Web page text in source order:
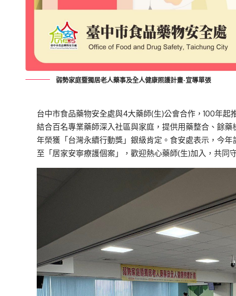
弱勢家庭暨獨居老人藥事及全人健康照護計畫-宣導單張
台中市食品藥物安全處與4大藥師(生)公會合作，100年起
結合百名專業藥師深入社區與家庭，提供用藥整合、餘
年榮獲「台灣永續行動獎」銀級肯定。食安處表示，今
至「居家安寧療護個案」，歡迎熱心藥師(生)加入，共同